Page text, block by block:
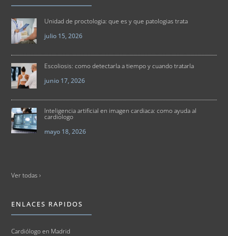
Unidad de proctologia: que es y que patologias trata
julio 15, 2026
Escoliosis: como detectarla a tiempo y cuando tratarla
junio 17, 2026
Inteligencia artificial en imagen cardiaca: como ayuda al
cardiologo
mayo 18, 2026
Ver todas ›
ENLACES RAPIDOS
Cardiólogo en Madrid